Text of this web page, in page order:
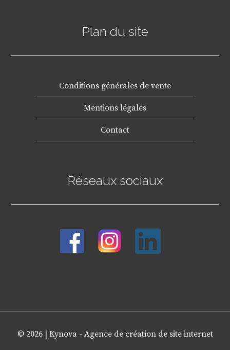
Plan du site
Conditions générales de vente
Mentions légales
Contact
Réseaux sociaux
© 2026 | Kynova - Agence de création de site internet